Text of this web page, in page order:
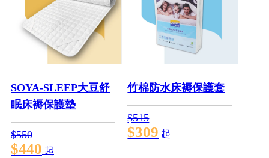
SOYA-SLEEP大豆舒
眠床褥保護墊
$550
$440 起
竹棉防水床褥保護套
$515
$309 起